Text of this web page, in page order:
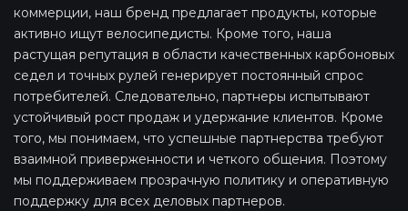
коммерции, наш бренд предлагает продукты, которые
активно ищут велосипедисты. Кроме того, наша
растущая репутация в области качественных карбоновых
седел и точных рулей генерирует постоянный спрос
потребителей. Следовательно, партнеры испытывают
устойчивый рост продаж и удержание клиентов. Кроме
того, мы понимаем, что успешные партнерства требуют
взаимной приверженности и четкого общения. Поэтому
мы поддерживаем прозрачную политику и оперативную
поддержку для всех деловых партнеров.